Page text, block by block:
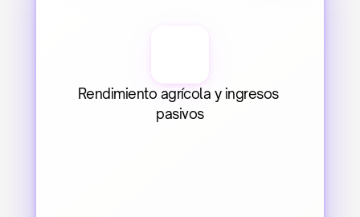
Rendimiento agrícola y ingresos
pasivos